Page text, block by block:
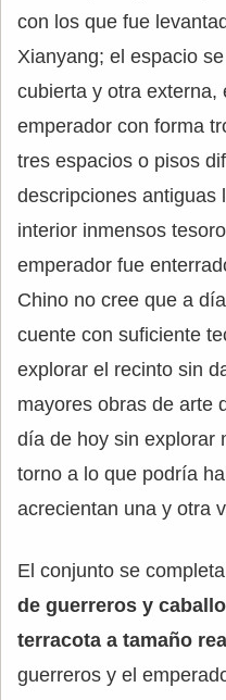
con los que fue
Xianyang; el espacio
cubierta y otra externa,
emperador con forma
tres espacios o pisos
descripciones antiguas
interior inmensos
emperador fue
Chino no cree que a
cuente con suficiente
explorar el recinto sin
mayores obras de arte
día de hoy sin explorar
torno a lo que podría
acrecientan una y otra
El conjunto se
de guerreros y
terracota a tamaño
guerreros y el